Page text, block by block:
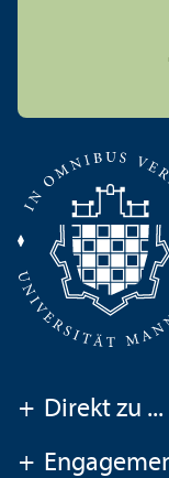
+ Direkt zu ...
+